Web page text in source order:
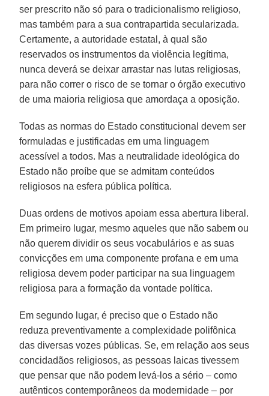
ser prescrito não só para o tradicionalismo religioso,
mas também para a sua contrapartida secularizada.
Certamente, a autoridade estatal, à qual são
reservados os instrumentos da violência legítima,
nunca deverá se deixar arrastar nas lutas religiosas,
para não correr o risco de se tornar o órgão executivo
de uma maioria religiosa que amordaça a oposição.
Todas as normas do Estado constitucional devem ser
formuladas e justificadas em uma linguagem
acessível a todos. Mas a neutralidade ideológica do
Estado não proíbe que se admitam conteúdos
religiosos na esfera pública política.
Duas ordens de motivos apoiam essa abertura liberal.
Em primeiro lugar, mesmo aqueles que não sabem ou
não querem dividir os seus vocabulários e as suas
convicções em uma componente profana e em uma
religiosa devem poder participar na sua linguagem
religiosa para a formação da vontade política.
Em segundo lugar, é preciso que o Estado não
reduza preventivamente a complexidade polifônica
das diversas vozes públicas. Se, em relação aos seus
concidadãos religiosos, as pessoas laicas tivessem
que pensar que não podem levá-los a sério – como
autênticos contemporâneos da modernidade – por